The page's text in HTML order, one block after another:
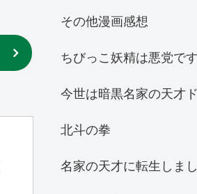
その他漫画感想
ちびっこ妖精は悪党です
今世は暗黒名家の天才
北斗の拳
名家の天才に転生しま